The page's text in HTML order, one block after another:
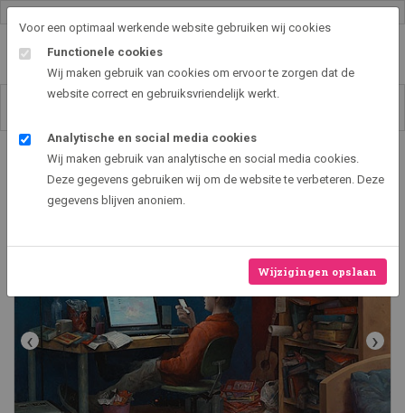
Voor een optimaal werkende website gebruiken wij cookies
Functionele cookies
Wij maken gebruik van cookies om ervoor te zorgen dat de
website correct en gebruiksvriendelijk werkt.
Analytische en social media cookies
Wij maken gebruik van analytische en social media cookies.
Deze gegevens gebruiken wij om de website te verbeteren. Deze
gegevens blijven anoniem.
Wijzigingen opslaan
Art2EXPO GallerySHOP - de leukste kunst cadeau ideeën
Eerst het belangrijkste
‹ ›